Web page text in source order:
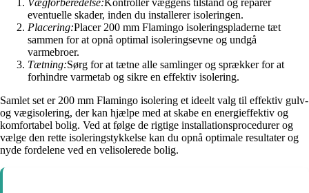
eventuelle skader, inden du installerer isoleringen.
Placering:Placer 200 mm Flamingo isoleringspladerne tæt
sammen for at opnå optimal isoleringsevne og undgå
varmebroer.
Tætning:Sørg for at tætne alle samlinger og sprækker for at
forhindre varmetab og sikre en effektiv isolering.
Samlet set er 200 mm Flamingo isolering et ideelt valg til effektiv gulv-
og vægisolering, der kan hjælpe med at skabe en energieffektiv og
komfortabel bolig. Ved at følge de rigtige installationsprocedurer og
vælge den rette isoleringstykkelse kan du opnå optimale resultater og
nyde fordelene ved en velisolerede bolig.